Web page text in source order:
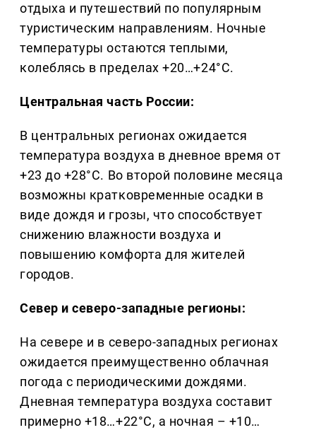
отдыха и путешествий по популярным
туристическим направлениям. Ночные
температуры остаются теплыми,
колеблясь в пределах +20…+24°C.
Центральная часть России:
В центральных регионах ожидается
температура воздуха в дневное время от
+23 до +28°C. Во второй половине месяца
возможны кратковременные осадки в
виде дождя и грозы, что способствует
снижению влажности воздуха и
повышению комфорта для жителей
городов.
Север и северо-западные регионы:
На севере и в северо-западных регионах
ожидается преимущественно облачная
погода с периодическими дождями.
Дневная температура воздуха составит
примерно +18…+22°C, а ночная – +10…